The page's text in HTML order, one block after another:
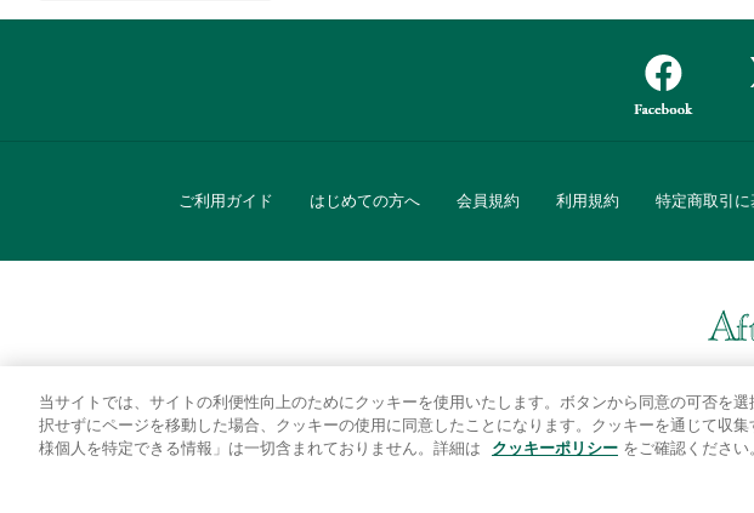
ご利用ガイド はじめての方へ 会員規約 利用規約 特定商取引
Afternoon Tea(アフタ
キッチン・ダイニングなどの生活雑貨
また、ギフトセットなどギ
当サイトでは、サイトの利便性向上のためにクッキーを使用いたします。ボタンから同意の可否を
択せずにページを移動した場合、クッキーの使用に同意したことになります。クッキーを通じて収
様個人を特定できる情報」は一切含まれておりません。詳細は
クッキーポリシー をご確認ください